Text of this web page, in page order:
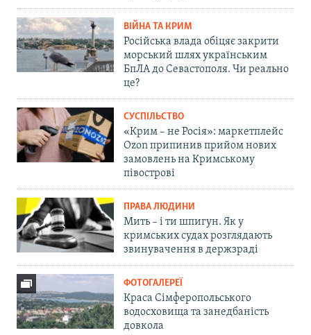
ВІЙНА ТА КРИМ
Російська влада обіцяє закрити
морський шлях українським
БпЛА до Севастополя. Чи реально
це?
СУСПІЛЬСТВО
«Крим – не Росія»: маркетплейс
Ozon припинив прийом нових
замовлень на Кримському
півострові
ПРАВА ЛЮДИНИ
Мить – і ти шпигун. Як у
кримських судах розглядають
звинувачення в держзраді
ФОТОГАЛЕРЕЇ
Краса Сімферопольського
водосховища та занедбаність
довкола